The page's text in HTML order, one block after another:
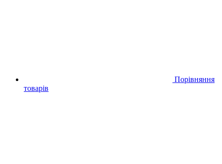
Порівняння
товарів